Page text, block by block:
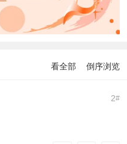
看全部 倒序浏览
2#